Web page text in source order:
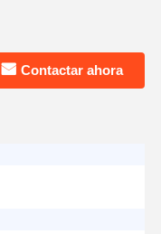
Contactar ahora